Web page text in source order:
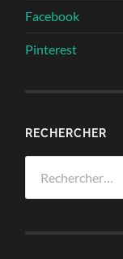
Facebook
Pinterest
RECHERCHER